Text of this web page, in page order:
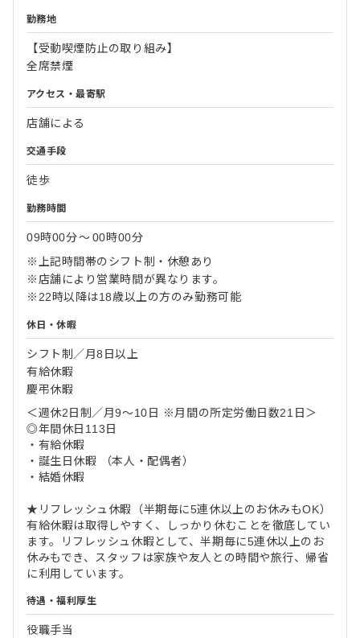
勤務地
【受動喫煙防止の取り組み】
全席禁煙
アクセス・最寄駅
店舗による
交通手段
徒歩
勤務時間
09時00分〜00時00分
※上記時間帯のシフト制・休憩あり
※店舗により営業時間が異なります。
※22時以降は18歳以上の方のみ勤務可能
休日・休暇
シフト制／月8日以上
有給休暇
慶弔休暇
＜週休2日制／月9～10日 ※月間の所定労働日数21日＞
◎年間休日113日
・有給休暇
・誕生日休暇 （本人・配偶者）
・結婚休暇
★リフレッシュ休暇（半期毎に5連休以上のお休みもOK）
有給休暇は取得しやすく、しっかり休むことを徹底してい
ます。リフレッシュ休暇として、半期毎に5連休以上のお
休みもでき、スタッフは家族や友人との時間や旅行、帰省
に利用しています。
待遇・福利厚生
役職手当